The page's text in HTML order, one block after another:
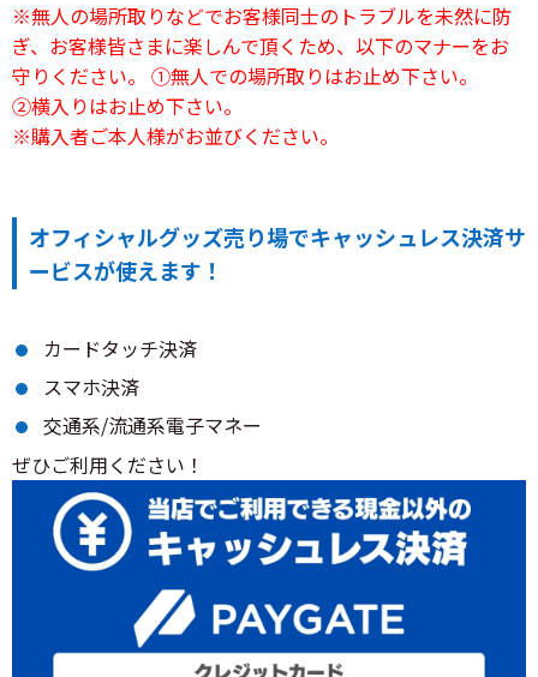
※無人の場所取りなどでお客様同士のトラブルを未然に防
ぎ、お客様皆さまに楽しんで頂くため、以下のマナーをお
守りください。 ①無人での場所取りはお止め下さい。
②横入りはお止め下さい。
※購入者ご本人様がお並びください。
オフィシャルグッズ売り場でキャッシュレス決済サ
ービスが使えます！
カードタッチ決済
スマホ決済
交通系/流通系電子マネー
ぜひご利用ください！